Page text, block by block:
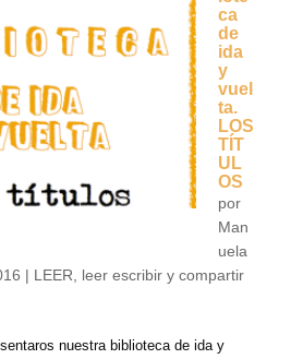
ca
de
ida
y
vuel
ta.
LOS
TÍT
UL
OS
por
Man
uela
| LEER
leer escribir y compartir
nuestra biblioteca de ida y